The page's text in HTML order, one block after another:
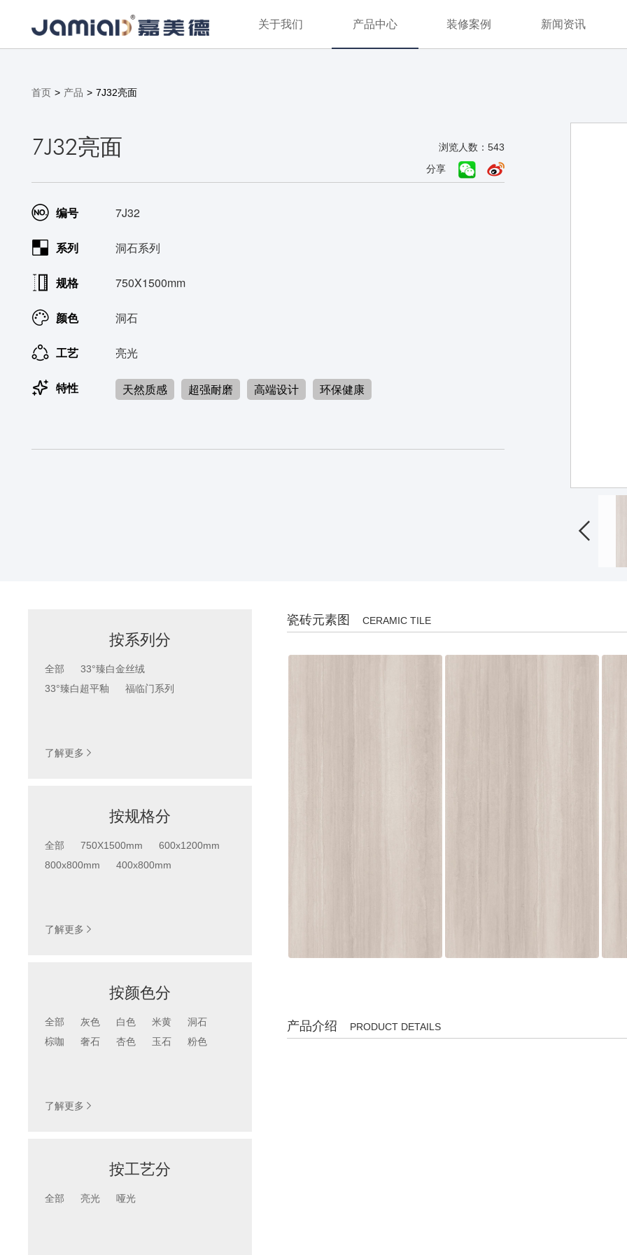
关于我们 产品中心 装修案例 新闻资讯
首页 > 产品 > 7J32亮面
7J32亮面
浏览人数：543
分享
编号 7J32
系列 洞石系列
规格 750X1500mm
颜色 洞石
工艺 亮光
特性 天然质感 超强耐磨 高端设计 环保健康

按系列分
全部
33°臻白金丝绒
33°臻白超平釉
福临门系列
了解更多 
按规格分
全部 750X1500mm
600x1200mm
800x800mm
400x800mm
了解更多 
按颜色分
全部 灰色 白色 米黄
洞石
棕咖
奢石 杏色 玉石 粉色
了解更多 
按工艺分
全部 亮光 哑光
瓷砖元素图 CERAMIC TILE
产品介绍 PRODUCT DETAILS